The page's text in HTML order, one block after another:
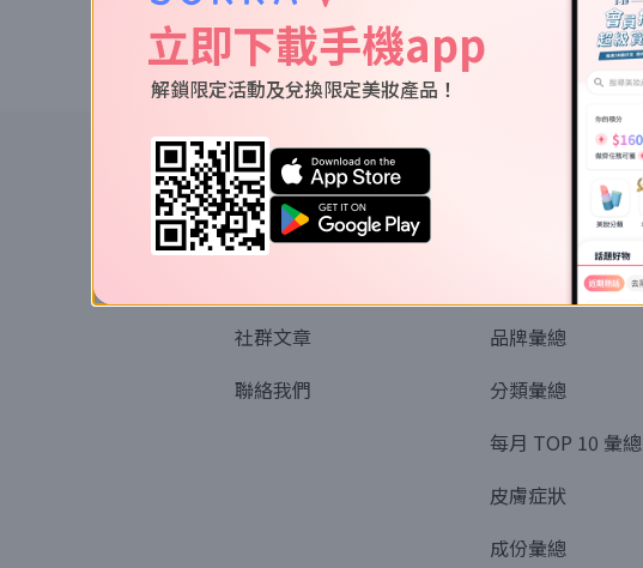
關於我們
認識SORRA
社群文章
聯絡我們
品牌彙總
分類彙總
每月 TOP 10 彙總
皮膚症狀
成份彙總
立即下載手機app
解鎖限定活動及兌換限定美妝產品！